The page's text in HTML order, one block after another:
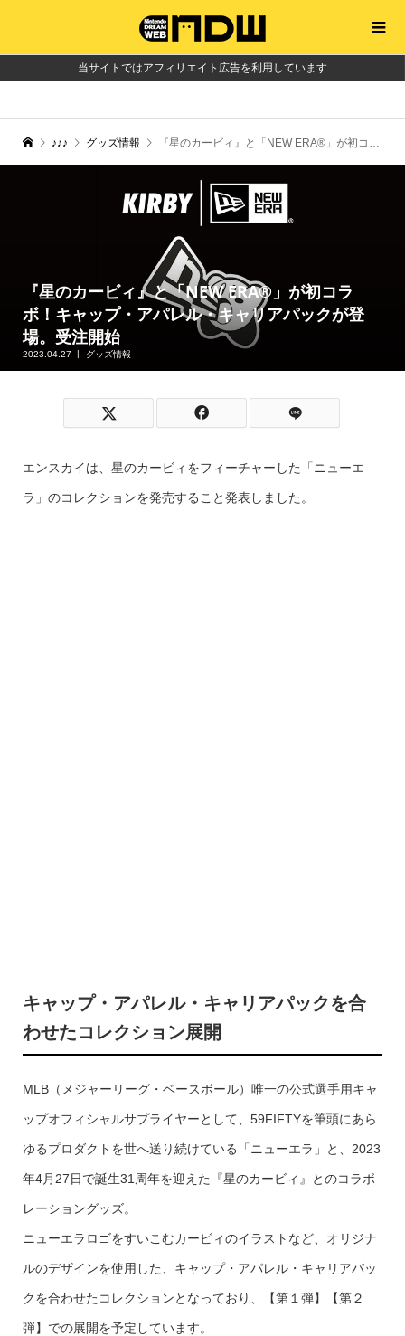
当サイトではアフィリエイト広告を利用しています
♪♪♪ グッズ情報 『星のカービィ』と「NEW ERA®」が初コラボ！キャップ・アパレル・キャリアパックが登場。受注開始
『星のカービィ』と「NEW ERA®」が初コラ
ボ！キャップ・アパレル・キャリアパックが登
場。受注開始
2023.04.27 グッズ情報
エンスカイは、星のカービィをフィーチャーした「ニューエ
ラ」のコレクションを発売すること発表しました。
キャップ・アパレル・キャリアパックを合
わせたコレクション展開
MLB（メジャーリーグ・ベースボール）唯一の公式選手用キャ
ップオフィシャルサプライヤーとして、59FIFTYを筆頭にあら
ゆるプロダクトを世へ送り続けている「ニューエラ」と、2023
年4月27日で誕生31周年を迎えた『星のカービィ』とのコラボ
レーショングッズ。
ニューエラロゴをすいこむカービィのイラストなど、オリジナ
ルのデザインを使用した、キャップ・アパレル・キャリアパッ
クを合わせたコレクションとなっており、【第１弾】【第２
弾】での展開を予定しています。